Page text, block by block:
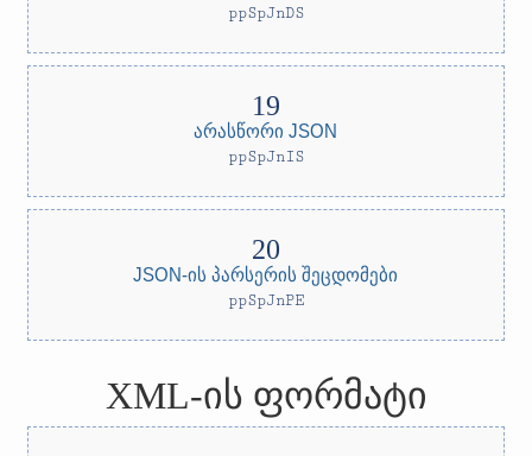
ppSpJnDS
არასწორი JSON
ppSpJnIS
JSON-ის პარსერის შეცდომები
ppSpJnPE
XML-ის ფორმატი